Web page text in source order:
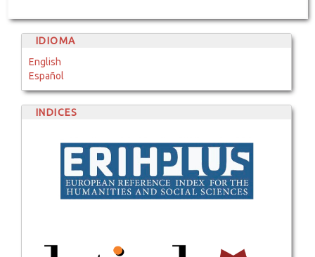
IDIOMA
English
Español
INDICES